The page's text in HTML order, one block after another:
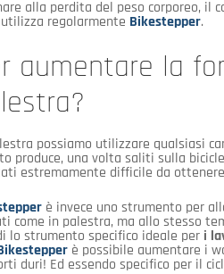
alla perdita del peso corporeo, il
regolarmente Bikestepper.
aumentare la
possiamo utilizzare qualsiasi
produce, una volta saliti sulla
estremamente difficile da
è invece uno strumento per
come in palestra, ma allo stesso
lo strumento specifico ideale per i
è possibile aumentare i
duri! Ed essendo specifico per il